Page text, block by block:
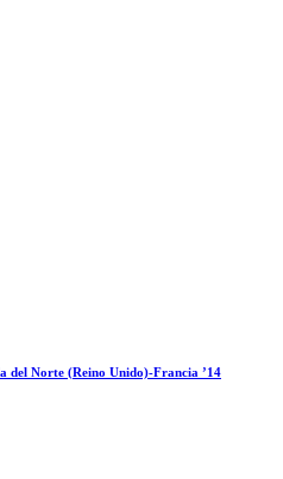
Norte (Reino Unido)-Francia ’14